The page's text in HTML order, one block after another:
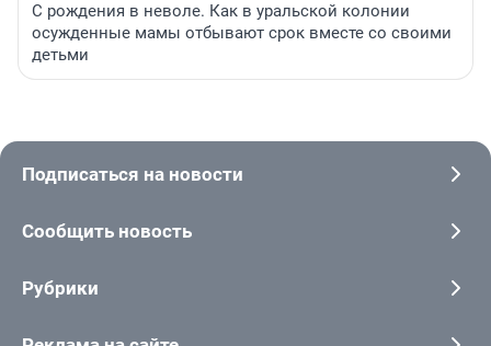
С рождения в неволе. Как в уральской колонии
осужденные мамы отбывают срок вместе со своими
детьми
Подписаться на новости
Сообщить новость
Рубрики